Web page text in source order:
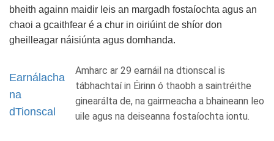
bheith againn maidir leis an margadh fostaíochta agus an
chaoi a gcaithfear é a chur in oiriúint de shíor don
gheilleagar náisiúnta agus domhanda.
Earnálacha
na
dTionscal
Amharc ar 29 earnáil na dtionscal is
tábhachtaí in Éirinn ó thaobh a saintréithe
ginearálta de, na gairmeacha a bhaineann leo
uile agus na deiseanna fostaíochta iontu.